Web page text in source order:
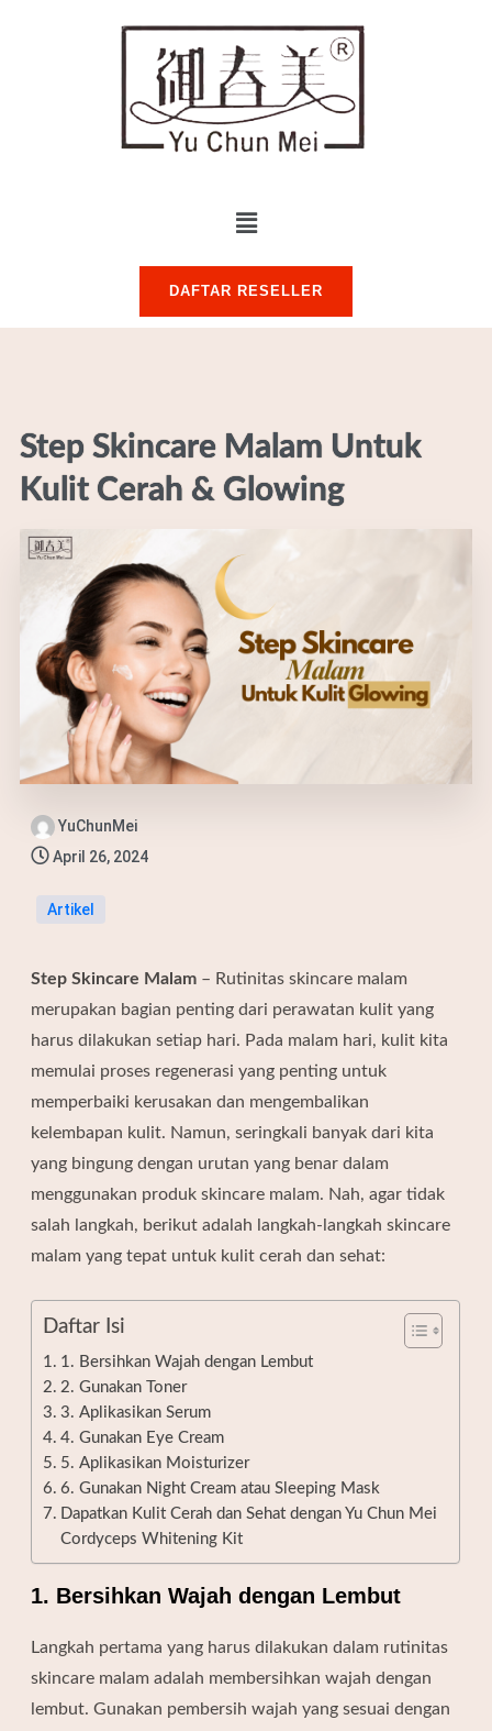
DAFTAR RESELLER
Step Skincare Malam Untuk
Kulit Cerah & Glowing
YuChunMei
April 26, 2024
Artikel
Step Skincare Malam – Rutinitas skincare malam
merupakan bagian penting dari perawatan kulit yang
harus dilakukan setiap hari. Pada malam hari, kulit kita
memulai proses regenerasi yang penting untuk
memperbaiki kerusakan dan mengembalikan
kelembapan kulit. Namun, seringkali banyak dari kita
yang bingung dengan urutan yang benar dalam
menggunakan produk skincare malam. Nah, agar tidak
salah langkah, berikut adalah langkah-langkah skincare
malam yang tepat untuk kulit cerah dan sehat:
Daftar Isi
1. Bersihkan Wajah dengan Lembut
2. Gunakan Toner
3. Aplikasikan Serum
4. Gunakan Eye Cream
5. Aplikasikan Moisturizer
6. Gunakan Night Cream atau Sleeping Mask
Dapatkan Kulit Cerah dan Sehat dengan Yu Chun Mei
Cordyceps Whitening Kit
1. Bersihkan Wajah dengan Lembut
Langkah pertama yang harus dilakukan dalam rutinitas
skincare malam adalah membersihkan wajah dengan
lembut. Gunakan pembersih wajah yang sesuai dengan